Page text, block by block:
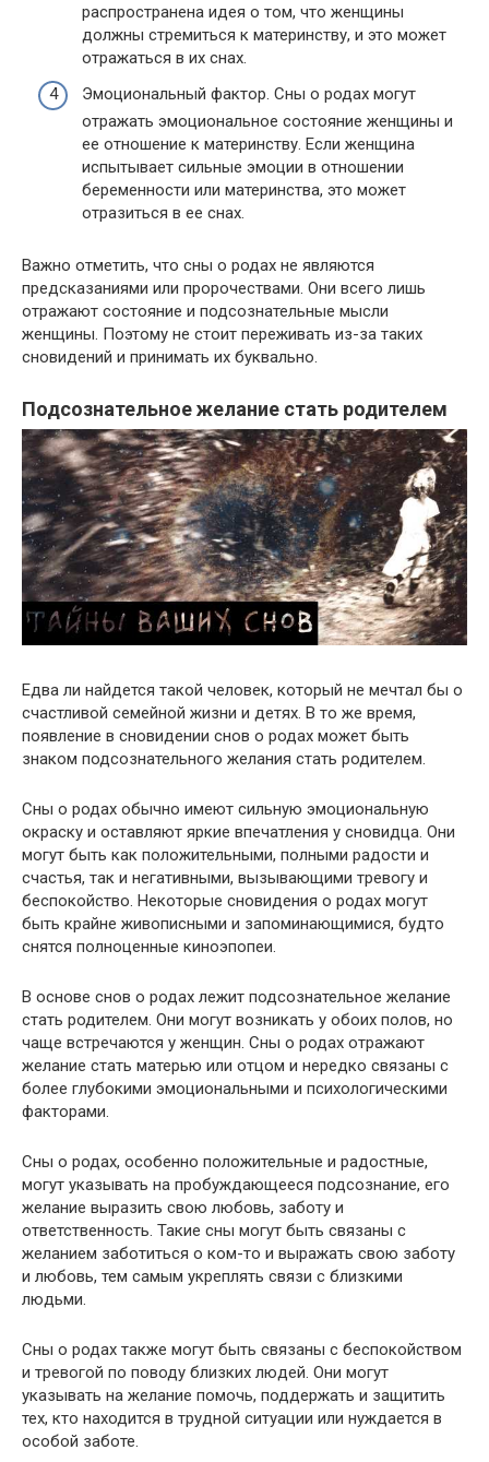
распространена идея о том, что женщины
должны стремиться к материнству, и это может
отражаться в их снах.
Эмоциональный фактор. Сны о родах могут
отражать эмоциональное состояние женщины и
ее отношение к материнству. Если женщина
испытывает сильные эмоции в отношении
беременности или материнства, это может
отразиться в ее снах.
Важно отметить, что сны о родах не являются
предсказаниями или пророчествами. Они всего лишь
отражают состояние и подсознательные мысли
женщины. Поэтому не стоит переживать из-за таких
сновидений и принимать их буквально.
Подсознательное желание стать родителем
Едва ли найдется такой человек, который не мечтал бы о
счастливой семейной жизни и детях. В то же время,
появление в сновидении снов о родах может быть
знаком подсознательного желания стать родителем.
Сны о родах обычно имеют сильную эмоциональную
окраску и оставляют яркие впечатления у сновидца. Они
могут быть как положительными, полными радости и
счастья, так и негативными, вызывающими тревогу и
беспокойство. Некоторые сновидения о родах могут
быть крайне живописными и запоминающимися, будто
снятся полноценные киноэпопеи.
В основе снов о родах лежит подсознательное желание
стать родителем. Они могут возникать у обоих полов, но
чаще встречаются у женщин. Сны о родах отражают
желание стать матерью или отцом и нередко связаны с
более глубокими эмоциональными и психологическими
факторами.
Сны о родах, особенно положительные и радостные,
могут указывать на пробуждающееся подсознание, его
желание выразить свою любовь, заботу и
ответственность. Такие сны могут быть связаны с
желанием заботиться о ком-то и выражать свою заботу
и любовь, тем самым укреплять связи с близкими
людьми.
Сны о родах также могут быть связаны с беспокойством
и тревогой по поводу близких людей. Они могут
указывать на желание помочь, поддержать и защитить
тех, кто находится в трудной ситуации или нуждается в
особой заботе.